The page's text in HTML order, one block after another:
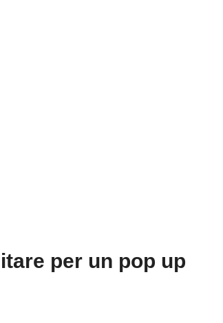
per un pop up